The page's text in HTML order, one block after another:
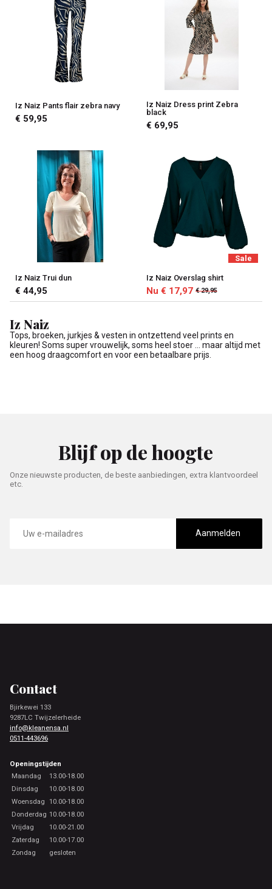
Iz Naiz Pants flair zebra navy
€ 59,95
Iz Naiz Dress print Zebra
black
€ 69,95
Iz Naiz Trui dun
€ 44,95
Sale
Iz Naiz Overslag shirt
Nu € 17,97 € 29,95
Iz Naiz
Tops, broeken, jurkjes & vesten in ontzettend veel prints en
kleuren! Soms super vrouwelijk, soms heel stoer … maar altijd met
een hoog draagcomfort en voor een betaalbare prijs.
Blijf op de hoogte
Onze nieuwste producten, de beste aanbiedingen, extra klantvoordeel
etc.
mailadres
Aanmelden
Contact
Bjirkewei 133
9287LC Twijzelerheide
info@kleanensa.nl
0511-443696
Openingstijden
Maandag
13.00-18.00
Dinsdag
10.00-18.00
Woensdag 10.00-18.00
Donderdag 10.00-18.00
Vrijdag
10.00-21.00
Zaterdag
10.00-17.00
Zondag
gesloten